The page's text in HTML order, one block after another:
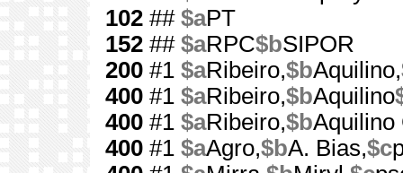
102 ## $aPT
152 ## $aRPC$bSIPOR
200 #1 $aRibeiro,$bAquilino,
400 #1 $aRibeiro,$bAquilino
400 #1 $aRibeiro,$bAquilino
400 #1 $aAgro,$bA. Bias,$c